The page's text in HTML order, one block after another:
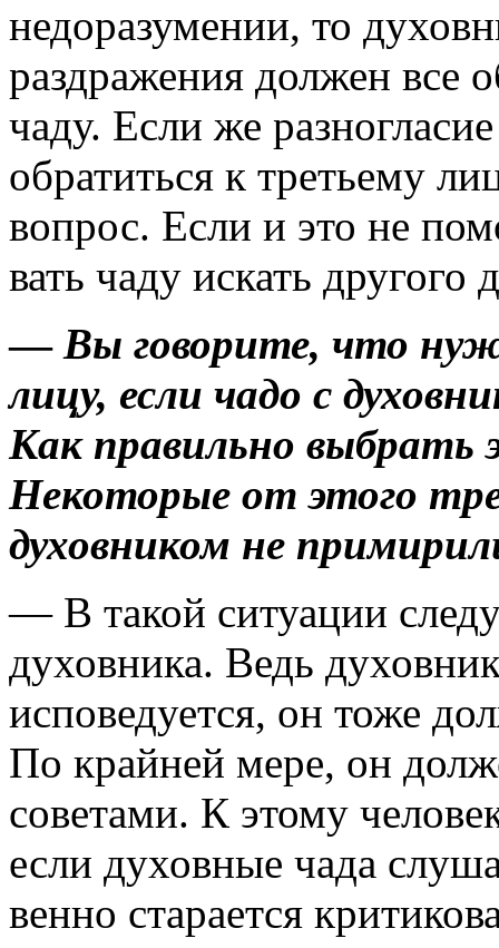
недоразумении, то
раздражения должен все
чаду. Если же
обратиться к треть­ему
вопрос. Если и это не
вать чаду искать другого
— Вы говорите, что
лицу, если чадо с
Как правильно выбрать
Некоторые от этого
духовником не
— В такой ситуации
духовника. Ведь
исповедуется, он тоже
По крайней мере, он
советами. К этому
если ду­ховные чада
венно старается